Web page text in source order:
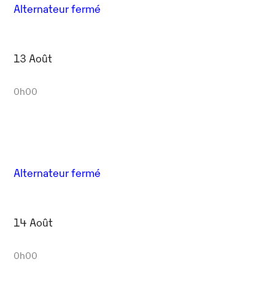
Alternateur fermé
13 Août
0h00
Alternateur fermé
14 Août
0h00